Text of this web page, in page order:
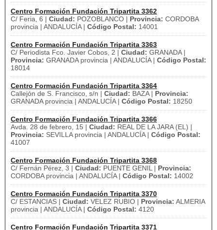
Centro Formación Fundación Tripartita 3362
C/ Feria, 6 | Ciudad: POZOBLANCO | Provincia: CORDOBA
provincia | ANDALUCÍA | Código Postal: 14001
Centro Formación Fundación Tripartita 3363
C/ Periodista Fco. Javier Cobos, 2 | Ciudad: GRANADA |
Provincia: GRANADA provincia | ANDALUCÍA | Código Postal:
18014
Centro Formación Fundación Tripartita 3364
Callejón de S. Francisco, s/n | Ciudad: BAZA | Provincia:
GRANADA provincia | ANDALUCÍA | Código Postal: 18250
Centro Formación Fundación Tripartita 3366
Avda. 28 de febrero, 15 | Ciudad: REAL DE LA JARA (EL) |
Provincia: SEVILLA provincia | ANDALUCÍA | Código Postal:
41007
Centro Formación Fundación Tripartita 3368
C/ Fernán Pérez, 3 | Ciudad: PUENTE GENIL | Provincia:
CORDOBA provincia | ANDALUCÍA | Código Postal: 14002
Centro Formación Fundación Tripartita 3370
C/ ESTANCIAS | Ciudad: VELEZ RUBIO | Provincia: ALMERIA
provincia | ANDALUCÍA | Código Postal: 4120
Centro Formación Fundación Tripartita 3371